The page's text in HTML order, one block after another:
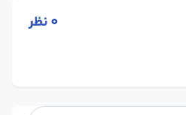
0نظر